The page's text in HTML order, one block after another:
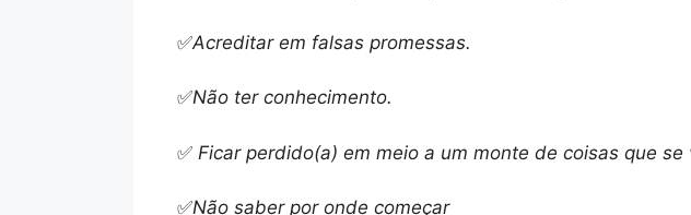
✅Acreditar em falsas promessas.
✅Não ter conhecimento.
✅ Ficar perdido(a) em meio a um monte de coisas que se
✅Não saber por onde começar